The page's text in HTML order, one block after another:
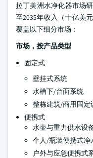
拉丁美洲水净化器市场
至2035年收入（十亿美
覆盖以下细分市场：
市场，按产品类型
固定式
壁挂式系统
水槽下/台面系统
整栋建筑/商用固定
便携式
水壶与重力供水设
个人/瓶装便携式净
户外与应急便携式